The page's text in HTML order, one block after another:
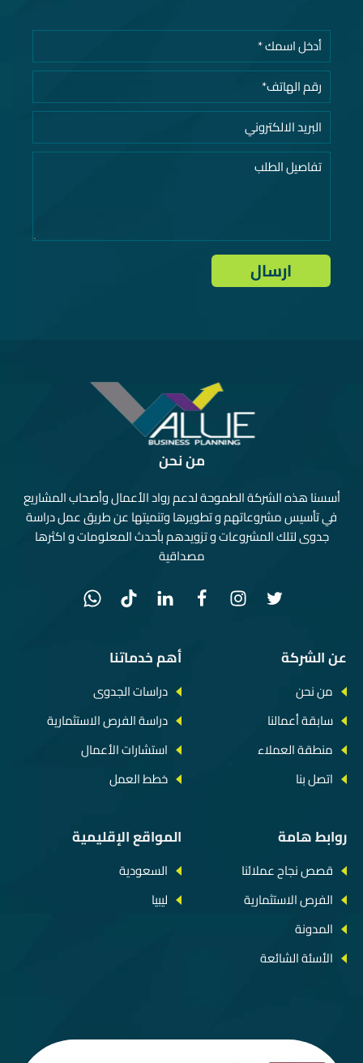
من نحن
أسسنا هذه الشركة الطموحة لدعم رواد الأعمال وأصحاب المشاريع
في تأسيس مشروعاتهم و تطويرها وتنميتها عن طريق عمل دراسة
جدوى لتلك المشروعات و تزويدهم بأحدث المعلومات و اكثرها
مصداقية
عن الشركة
من نحن
سابقة أعمالنا
منطقة العملاء
اتصل بنا
أهم خدماتنا
دراسات الجدوى
دراسة الفرص الاستثمارية
استشارات الأعمال
خطط العمل
روابط هامة
قصص نجاح عملائنا
الفرص الاستثمارية
المدونة
الأسئة الشائعة
المواقع الإقليمية
السعودية
ليبيا